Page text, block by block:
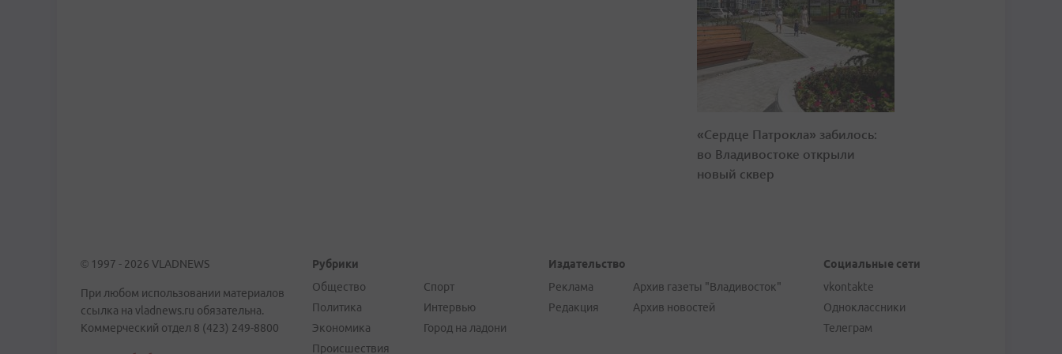
«Сердце Патрокла» забилось:
во Владивостоке открыли
новый сквер
© 1997 - 2026 VLADNEWS
При любом использовании материалов
ссылка на vladnews.ru обязательна.
Коммерческий отдел 8 (423) 249-8800
Рубрики
Общество
Политика
Экономика
Происшествия
Спорт
Интервью
Город на ладони
Издательство
Реклама
Редакция
Архив газеты "Владивосток"
Архив новостей
Социальные сети
vkontakte
Одноклассники
Телеграм